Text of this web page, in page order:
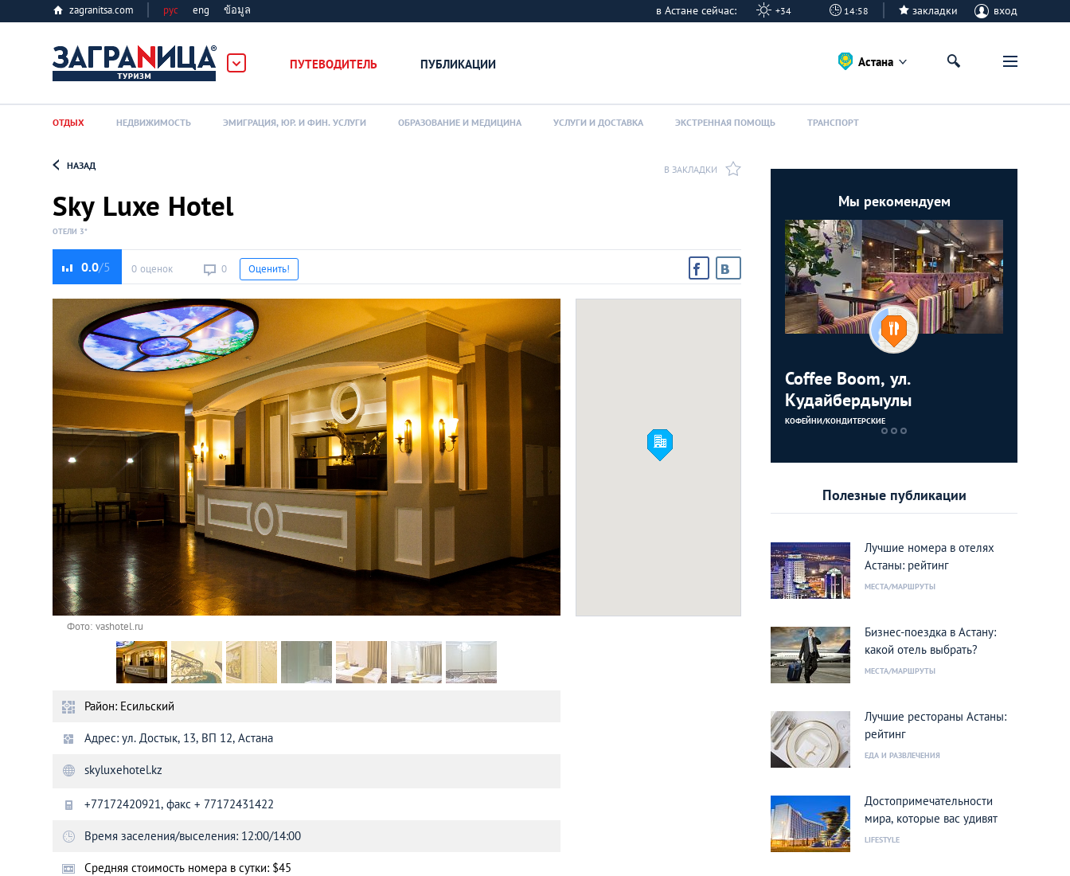
zagranitsa.com рус eng ข้อมูล в Астане сейчас: +34 14:58 закладки вход
ПУТЕВОДИТЕЛЬ ПУБЛИКАЦИИ
Алматы
Астана
Афины
Киев
Лондон
Лос-Анджелес
Москва
Паттайя
Пхукет
Loading...
Астана
ОТДЫХ НЕДВИЖИМОСТЬ ЭМИГРАЦИЯ, ЮР. И ФИН. УСЛУГИ ОБРАЗОВАНИЕ И МЕДИЦИНА УСЛУГИ И ДОСТАВКА ЭКСТРЕННАЯ ПОМОЩЬ ТРАНСПОРТ
НАЗАД В ЗАКЛАДКИ
Sky Luxe Hotel
ОТЕЛИ 3*
0.0 0 оценок 0 Оценить!
Фото: vashotel.ru
Район: Есильский
Адрес: ул. Достык, 13, ВП 12, Астана
skyluxehotel.kz
+77172420921, факс + 77172431422
Время заселения/выселения: 12:00/14:00
Cредняя стоимость номера в сутки: $45
Мы рекомендуем
Coffee Boom, ул.
Кудайбердыулы
КОФЕЙНИ/КОНДИТЕРСКИЕ
Полезные публикации
Лучшие номера в отелях
Астаны: рейтинг
МЕСТА/МАРШРУТЫ
Бизнес-поездка в Астану:
какой отель выбрать?
МЕСТА/МАРШРУТЫ
Лучшие рестораны Астаны:
рейтинг
ЕДА И РАЗВЛЕЧЕНИЯ
Достопримечательности
мира, которые вас удивят
LIFESTYLE